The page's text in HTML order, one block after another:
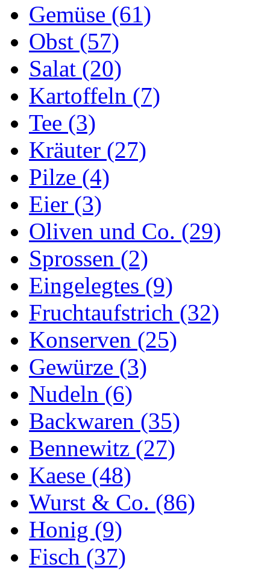
Gemüse (61)
Obst (57)
Salat (20)
Kartoffeln (7)
Tee (3)
Kräuter (27)
Pilze (4)
Eier (3)
Oliven und Co. (29)
Sprossen (2)
Eingelegtes (9)
Fruchtaufstrich (32)
Konserven (25)
Gewürze (3)
Nudeln (6)
Backwaren (35)
Bennewitz (27)
Kaese (48)
Wurst & Co. (86)
Honig (9)
Fisch (37)